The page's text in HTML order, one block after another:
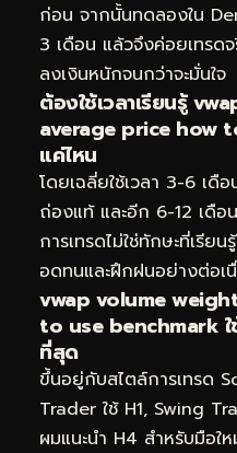
ก่อน จากนั้นทดลองใน
3 เดือน แล้วจึงค่อยเทรด
ลงเงินหนักจนกว่าจะมั่นใจ
ต้องใช้เวลาเรียนรู้
average price how
แค่ไหน
โดยเฉลี่ยใช้เวลา 3-6 เดื
ถ่องแท้ และอีก 6-12 เดือน
การเทรดไม่ใช่ทักษะที่เรีย
อดทนและฝึกฝนอย่างต่อเ
vwap volume
to use benchmark
ที่สุด
ขึ้นอยู่กับสไตล์การเทรด
Trader ใช้ H1, Swing
ผมแนะนำ H4 สำหรับมือ